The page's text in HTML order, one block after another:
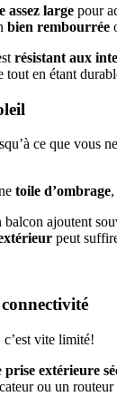
assez large pour
bien rembourrée
résistant aux
tout en étant
ce que vous
toile d’ombrage
ajoutent
peut
vite limité!
prise extérieure
ou un